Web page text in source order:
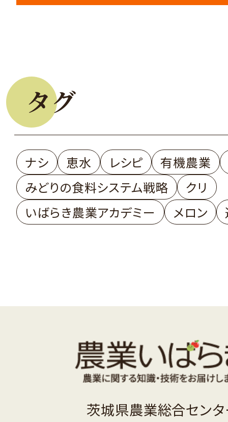
タグ
ナシ 恵水 レシピ
有機農業
みどりの食料システム戦略
クリ
いばらき農業アカデミー
メロン
茨城県農業総合セン